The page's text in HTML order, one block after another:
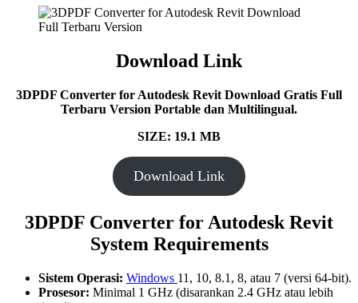
Download Link
3DPDF Converter for Autodesk Revit Download Gratis Full
Terbaru Version Portable dan Multilingual.
SIZE: 19.1 MB
Download Link
3DPDF Converter for Autodesk Revit
System Requirements
Sistem Operasi: Windows 11, 10, 8.1, 8, atau 7 (versi 64-bit).
Prosesor: Minimal 1 GHz (disarankan 2.4 GHz atau lebih